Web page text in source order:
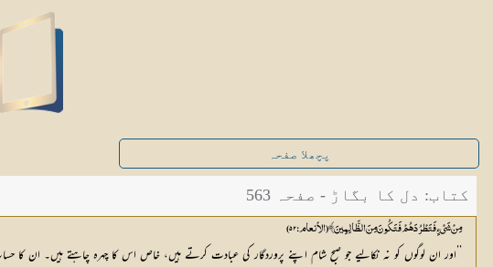
پچھلا صفحہ
کتاب: دل کا بگاڑ - صفحہ 563
مِنْ شَيْءٍ فَتَطْرُدَهُمْ فَتَكُونَ مِنَ الظَّالِمِينَ ﴾ (الأنعام:۵۲)
’’اور ان لوگوں کو نہ نکالیے جو صبح شام اپنے پروردگار کی عبادت کرتے ہیں، خاص اس کا چہرہ چاہتے